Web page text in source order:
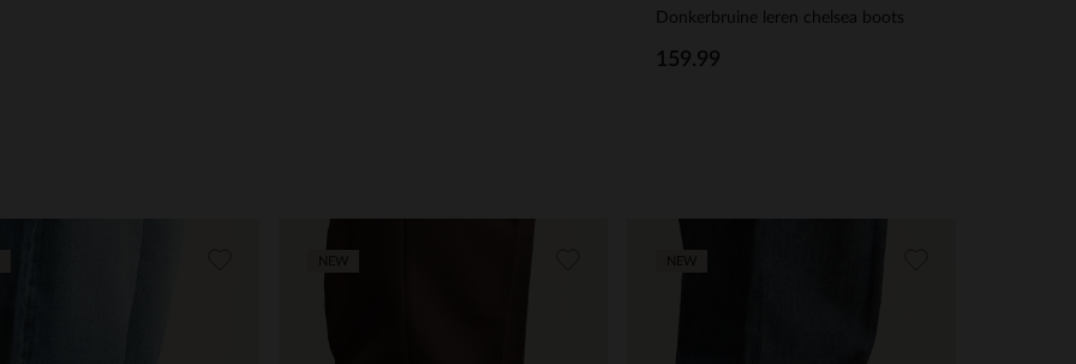
Donkerbruine leren chelsea boots
159.99